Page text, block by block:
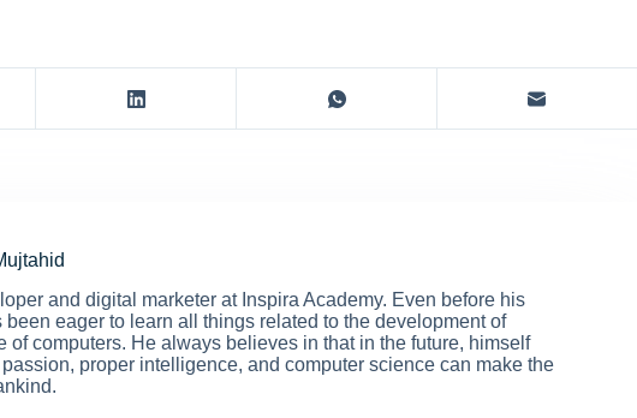
and digital marketer at Inspira Academy. Even before his
eager to learn all things related to the development of
of computers. He always believes in that in the future, himself
proper intelligence, and computer science can make the